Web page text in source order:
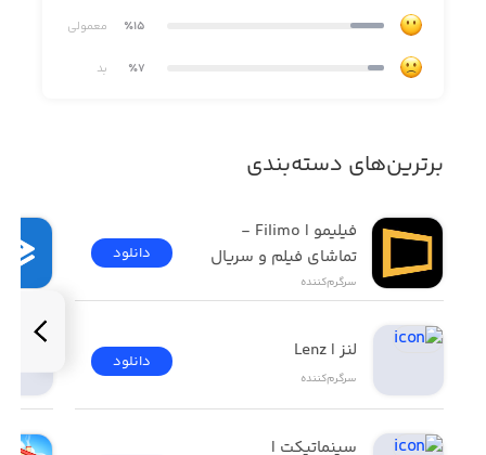
No start screen!!! Only the game and your brain.
٪15 معمولی
٪7 بد
برترین‌های دسته‌بندی
تماشای فیلم و سریال
سرگرم‌کننده
دانلود
لنز | Lenz
سرگرم‌کننده
دانلود